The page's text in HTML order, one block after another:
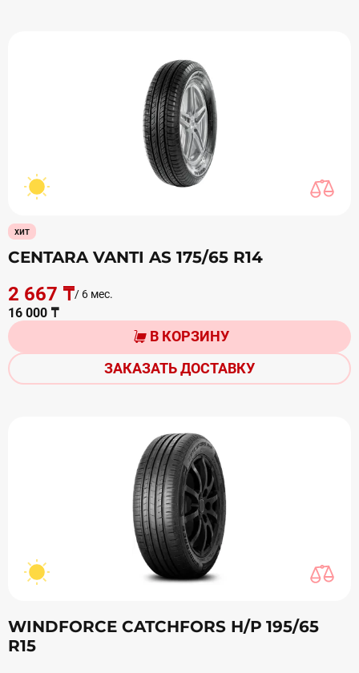
хит
CENTARA VANTI AS 175/65 R14
2 667 ₸/ 6 мес.
16 000 ₸
В КОРЗИНУ
ЗАКАЗАТЬ ДОСТАВКУ
WINDFORCE CATCHFORS Н/Р 195/65
R15